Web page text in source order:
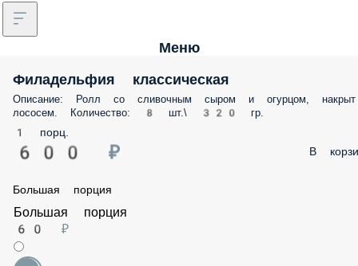
Меню
Филадельфия классическая
Описание: Ролл со сливочным сыром и огурцом, накрыт
лососем. Количество: 8 шт.\ 320 гр.
1 порц.
600 ₽ В
Большая порция
Большая порция
60 ₽